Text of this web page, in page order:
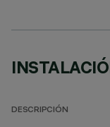
DESCRIPCIÓN